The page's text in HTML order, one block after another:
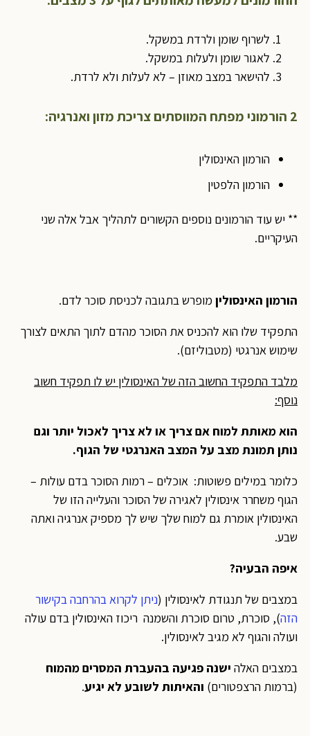
לשרוף שומן ולרדת במשקל.
לאגור שומן ולעלות במשקל.
להישאר במצב מאוזן – לא לעלות ולא לרדת.
הורמון האינסולין
הורמון הלפטין
** יש עוד הורמונים נוספים הקשורים לתהליך אבל אלה שני
העיקריים.
הורמון האינסוליןמופרש בתגובה לכניסת סוכר לדם.
התפקיד שלו הוא להכניס את הסוכר מהדם לתוך התאים לצורך
שימוש אנרגטי (מטבוליזם).
מלבד התפקיד החשוב הזה של האינסולין יש לו תפקיד חשוב
נוסף:
הוא מאותת למוח אם צריך או לא צריך לאכול יותר וגם
נותן תמונת מצב על המצב האנרגטי של הגוף.
כלומר במילים פשוטות: אוכלים – רמות הסוכר בדם עולות –
הגוף משחרר אינסולין לאגירה של הסוכר והעלייה הזו של
האינסולין אומרת גם למוח שלך שיש לך מספיק אנרגיה ואתה
שבע.
איפה הבעיה?
במצבים של תנגודת לאינסולין (ניתן לקרוא בהרחבה בקישור
הזה), סוכרת, טרום סוכרת והשמנה ריכוז האינסולין בדם עולה
ועולה והגוף לא מגיב לאינסולין.
במצבים האלהישנה פגיעה בהעברת המסרים מהמוח
(ברמות הרצפטורים)והאיתות לשובע לא יגיע.